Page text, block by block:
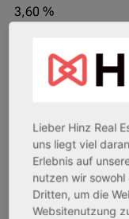
3,60 %
Pflegeapartment
Objekteigenschaft:
Bestandsobjekt
41,59 m² - 62,15 m²
Gesamtpreis:
Lieber Hinz Real
uns liegt viel
Erlebnis auf
nutzen wir
Dritten, um die
Websitenutzung